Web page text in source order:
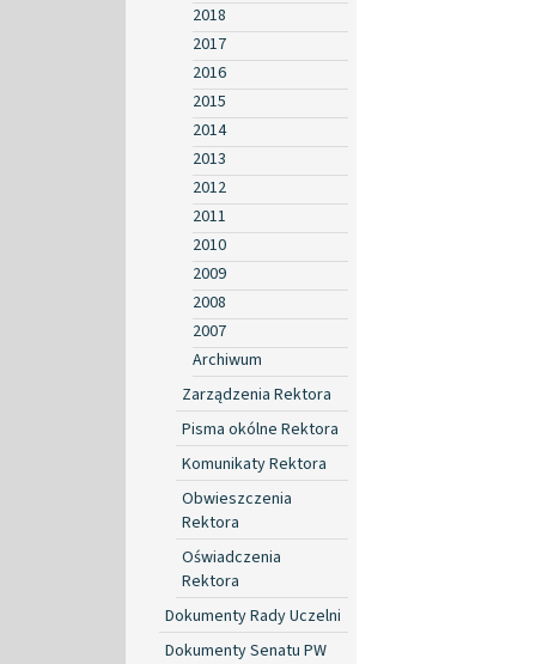
2018
2017
2016
2015
2014
2013
2012
2011
2010
2009
2008
2007
Archiwum
Zarządzenia Rektora
Pisma okólne Rektora
Komunikaty Rektora
Obwieszczenia
Rektora
Oświadczenia
Rektora
Dokumenty Rady Uczelni
Dokumenty Senatu PW